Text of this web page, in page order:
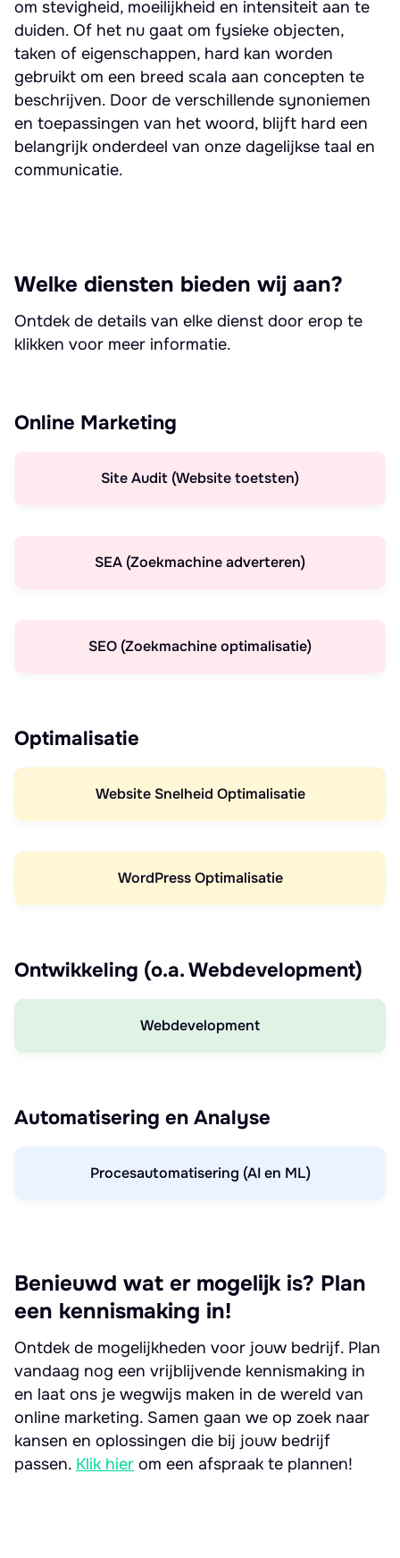
om stevigheid, moeilijkheid en intensiteit aan te
duiden. Of het nu gaat om fysieke objecten,
taken of eigenschappen, hard kan worden
gebruikt om een breed scala aan concepten te
beschrijven. Door de verschillende synoniemen
en toepassingen van het woord, blijft hard een
belangrijk onderdeel van onze dagelijkse taal en
communicatie.
Welke diensten bieden wij aan?
Ontdek de details van elke dienst door erop te
klikken voor meer informatie.
Online Marketing
Site Audit (Website toetsten)
SEA (Zoekmachine adverteren)
SEO (Zoekmachine optimalisatie)
Optimalisatie
Website Snelheid Optimalisatie
WordPress Optimalisatie
Ontwikkeling (o.a. Webdevelopment)
Webdevelopment
Automatisering en Analyse
Procesautomatisering (AI en ML)
Benieuwd wat er mogelijk is? Plan
een kennismaking in!
Ontdek de mogelijkheden voor jouw bedrijf. Plan
vandaag nog een vrijblijvende kennismaking in
en laat ons je wegwijs maken in de wereld van
online marketing. Samen gaan we op zoek naar
kansen en oplossingen die bij jouw bedrijf
passen. Klik hier om een afspraak te plannen!